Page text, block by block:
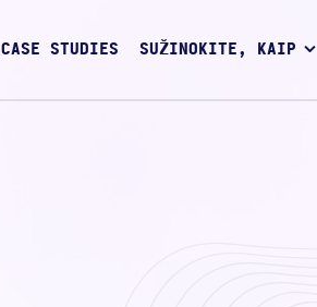
CASE STUDIES SUŽINOKITE, KAIP